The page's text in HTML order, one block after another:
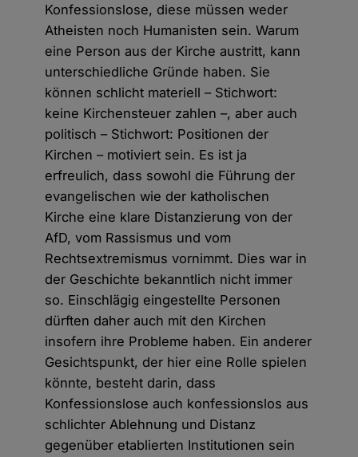
Konfessionslose, diese müssen weder
Atheisten noch Humanisten sein. Warum
eine Person aus der Kirche austritt, kann
unterschiedliche Gründe haben. Sie
können schlicht materiell – Stichwort:
keine Kirchensteuer zahlen –, aber auch
politisch – Stichwort: Positionen der
Kirchen – motiviert sein. Es ist ja
erfreulich, dass sowohl die Führung der
evangelischen wie der katholischen
Kirche eine klare Distanzierung von der
AfD, vom Rassismus und vom
Rechtsextremismus vornimmt. Dies war in
der Geschichte bekanntlich nicht immer
so. Einschlägig eingestellte Personen
dürften daher auch mit den Kirchen
insofern ihre Probleme haben. Ein anderer
Gesichtspunkt, der hier eine Rolle spielen
könnte, besteht darin, dass
Konfessionslose auch konfessionslos aus
schlichter Ablehnung und Distanz
gegenüber etablierten Institutionen sein